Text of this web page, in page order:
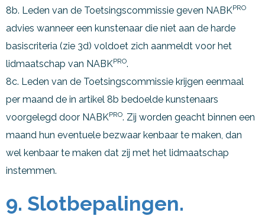
8b. Leden van de Toetsingscommissie geven NABKPRO
advies wanneer een kunstenaar die niet aan de harde
basiscriteria (zie 3d) voldoet zich aanmeldt voor het
lidmaatschap van NABKPRO.
8c. Leden van de Toetsingscommissie krijgen eenmaal
per maand de in artikel 8b bedoelde kunstenaars
voorgelegd door NABKPRO. Zij worden geacht binnen een
maand hun eventuele bezwaar kenbaar te maken, dan
wel kenbaar te maken dat zij met het lidmaatschap
instemmen.
9. Slotbepalingen.